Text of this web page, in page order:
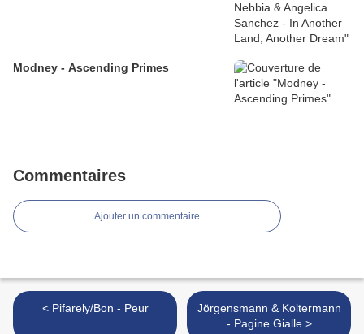
Modney - Ascending Primes
Commentaires
Ajouter un commentaire
< Pifarely/Bon - Peur
Jörgensmann & Koltermann
- Pagine Gialle >